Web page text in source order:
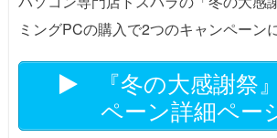
ミングPCの購入で2つのキャンペーン
『冬の大感謝祭
ペーン詳細ペー